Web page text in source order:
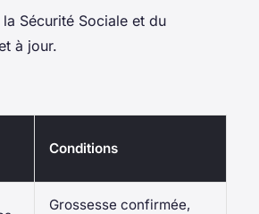
Sécurité Sociale et du
à jour.
Conditions
Grossesse confirmée,